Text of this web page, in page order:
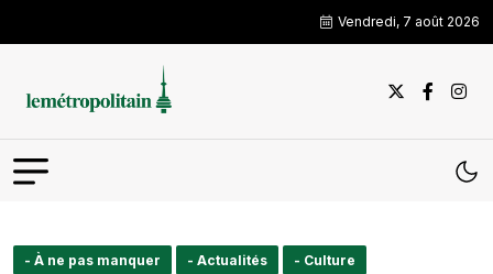
Vendredi, 7 août 2026
- À ne pas manquer - Actualités - Culture